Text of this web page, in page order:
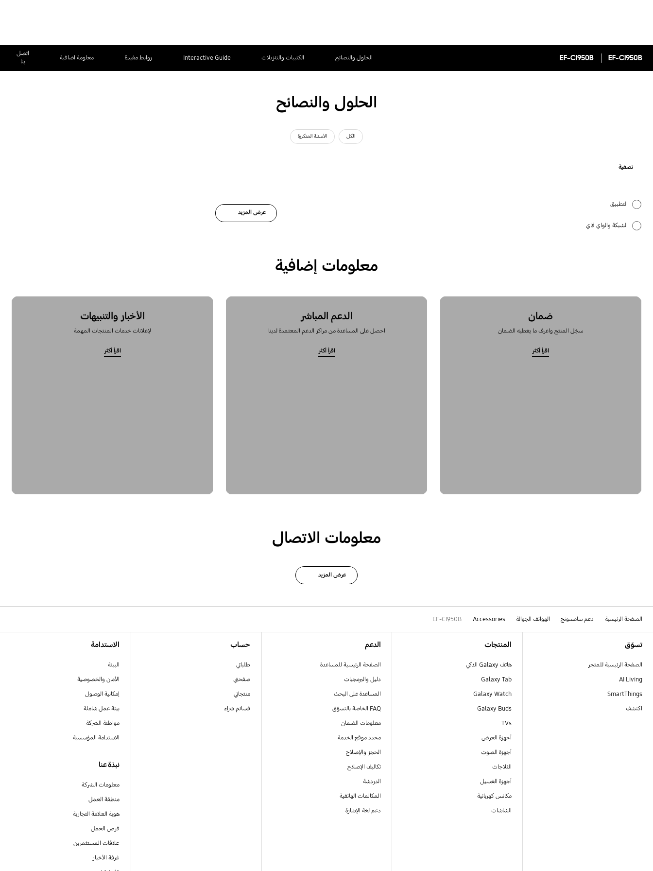
EF-CI950B
EF-CI950B الحلول والنصائح الكتيبات والتنزيلات Interactive Guide روابط مفيدة معلومة اضافية
اتصل
بنا
الحلول والنصائح
الكل الأسئلة المتكررة
تصفية
التطبيق
الشبكة والواي فاي
عرض المزيد
معلومات إضافية
ضمان
سجّل المنتج واعرف ما يغطيه الضمان
اقرأ أكثر
الدعم المباشر
احصل على المساعدة من مراكز الدعم المعتمدة لدينا
اقرأ أكثر
الأخبار والتنبيهات
لإعلانات خدمات المنتجات المهمة
اقرأ أكثر
معلومات الاتصال
عرض المزيد
الصفحة الرئيسية دعم سامسونج الهواتف الجوالة Accessories
EF-CI950B
تسوّق
الصفحة الرئيسية للمتجر
AI Living
SmartThings
اكتشف
المنتجات
هاتف Galaxy الذكي
Galaxy Tab
Galaxy Watch
Galaxy Buds
TVs
أجهزة العرض
أجهزة الصوت
الثلاجات
أجهزة الغسيل
مكانس كهربائية
الشاشات
الدعم
الصفحة الرئيسية للمساعدة
دليل والبرمجيات
المساعدة على البحث
FAQ الخاصة بالتسوّق
معلومات الضمان
محدد موقع الخدمة
الحجز والإصلاح
تكاليف الإصلاح
الدردشة
المكالمات الهاتفية
دعم لغة الإشارة
حساب
طلباتي
صفحتي
منتجاتي
قسائم شراء
الاستدامة
البيئة
الأمان والخصوصية
إمكانية الوصول
بيئة عمل شاملة
مواطنة الشركة
الاستدامة المؤسسية
نبذة عنا
معلومات الشركة
منطقة العمل
هوية العلامة التجارية
فرص العمل
علاقات المستثمرين
غرفة الأخبار